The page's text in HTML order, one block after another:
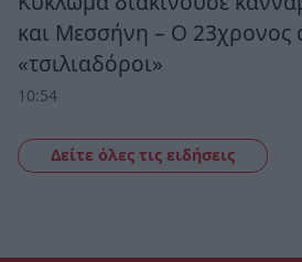
και Μεσσήνη – Ο 23χρονος
«τσιλιαδόροι»
10:54
Δείτε όλες τις ειδήσεις